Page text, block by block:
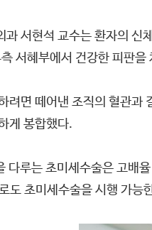
과 서현석 교수는 환자의 신
서혜부에서 건강한 피판
려면 떼어낸 조직의 혈관
게 봉합했다.
다루는 초미세수술은 고배
도 초미세수술을 시행 가